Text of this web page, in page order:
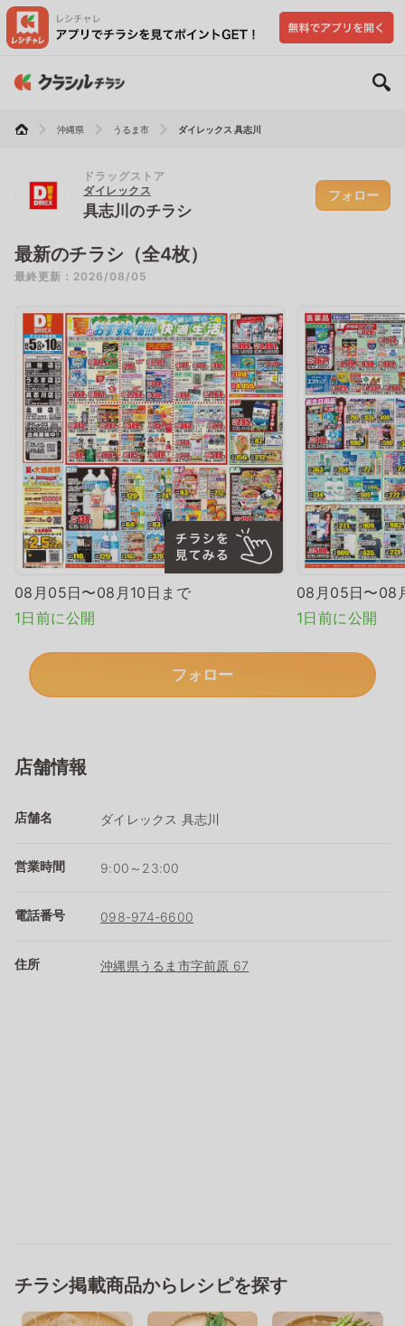
沖縄県 うるま市 ダイレックス 具志川
ドラッグストア
ダイレックス
具志川のチラシ
フォロー
最新のチラシ（全4枚）
最終更新：2026/08/05
08月05日〜08月10日まで
1日前に公開
08月05日〜08
1日前に公開
フォロー
店舗情報
店舗名 ダイレックス 具志川
営業時間 9:00～23:00
電話番号 098-974-6600
住所 沖縄県うるま市字前原 67
チラシ掲載商品からレシピを探す